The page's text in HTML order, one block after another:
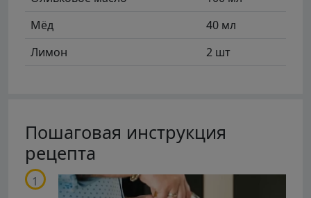
Мёд
40 мл
Лимон
2 шт
Пошаговая инструкция
рецепта